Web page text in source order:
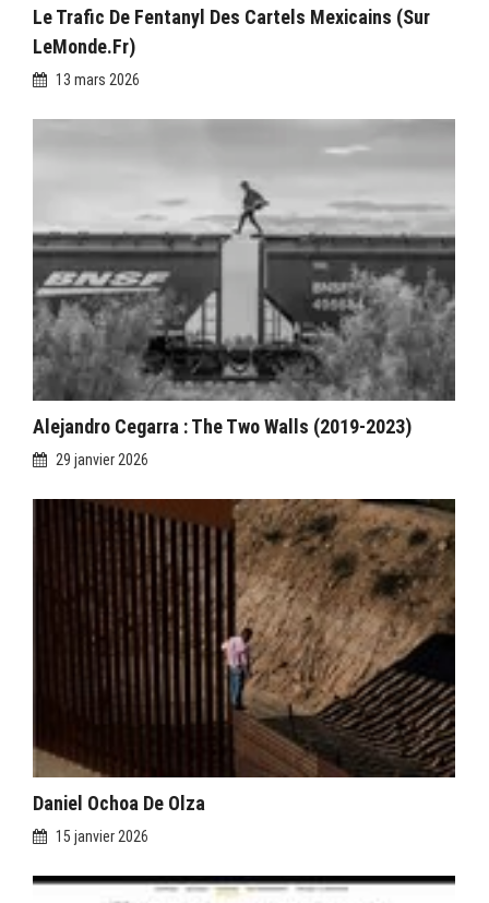
Le Trafic De Fentanyl Des Cartels Mexicains (sur
LeMonde.fr)
13 mars 2026
Alejandro Cegarra : The Two Walls (2019-2023)
29 janvier 2026
Daniel Ochoa De Olza
15 janvier 2026